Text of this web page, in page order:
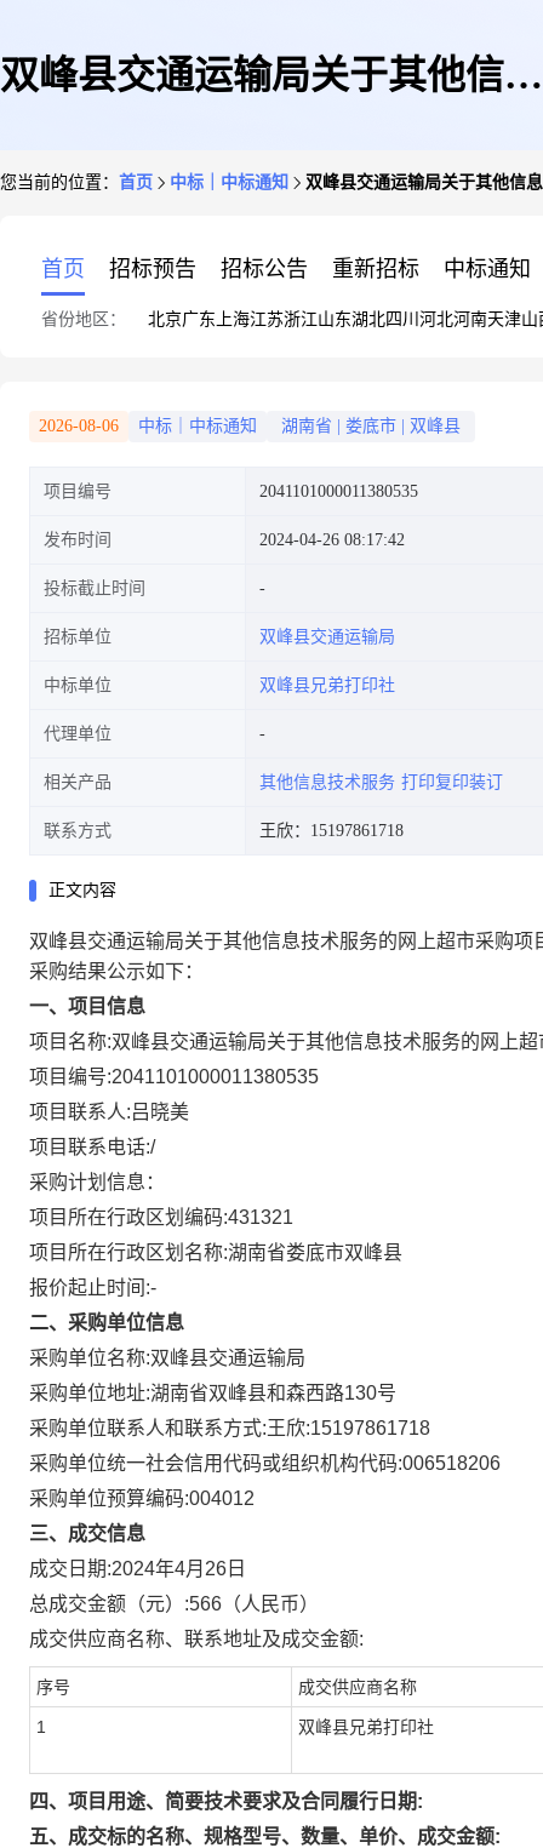
双峰县交通运输局关于其他信息
您当前的位置： 首页 中标｜中标通知 双峰县交通运输局关于其他信
首页 招标预告 招标公告 重新招标 中标通知
省份地区： 北京广东 上海江苏浙江山东湖北四川 河北河南天津山
2026-08-06 中标｜中标通知 湖南省 娄底市 双峰县
项目编号 2041101000011380535
发布时间 2024-04-26 08:17:42
投标截止时间
招标单位 双峰县交通运输局
中标单位 双峰县兄弟打印社
代理单位
相关产品 其他信息技术服务 打印复印装订
联系方式 王欣：15197861718
正文内容
双峰县交通运输局关于其他信息技术服务的网上超市采购项
采购结果公示如下：
一、项目信息
项目名称:双峰县交通运输局关于其他信息技术服务的网上
项目编号:2041101000011380535
项目联系人:吕晓美
项目联系电话:/
采购计划信息：
项目所在行政区划编码:431321
项目所在行政区划名称:湖南省娄底市双峰县
报价起止时间:-
二、采购单位信息
采购单位名称:双峰县交通运输局
采购单位地址:湖南省双峰县和森西路130号
采购单位联系人和联系方式:王欣:15197861718
采购单位统一社会信用代码或组织机构代码:006518206
采购单位预算编码:004012
三、成交信息
成交日期:2024年4月26日
总成交金额（元）:566 （人民币）
成交供应商名称、联系地址及成交金额:
序号 成交供应商名称
1 双峰县兄弟打印社
四、项目用途、简要技术要求及合同履行日期:
五、成交标的名称、规格型号、数量、单价、成交金额: